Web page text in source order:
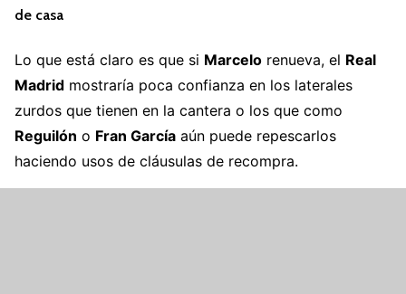
de casa
Lo que está claro es que si Marcelo renueva, el Real
Madrid mostraría poca confianza en los laterales
zurdos que tienen en la cantera o los que como
Reguilón o Fran García aún puede repescarlos
haciendo usos de cláusulas de recompra.